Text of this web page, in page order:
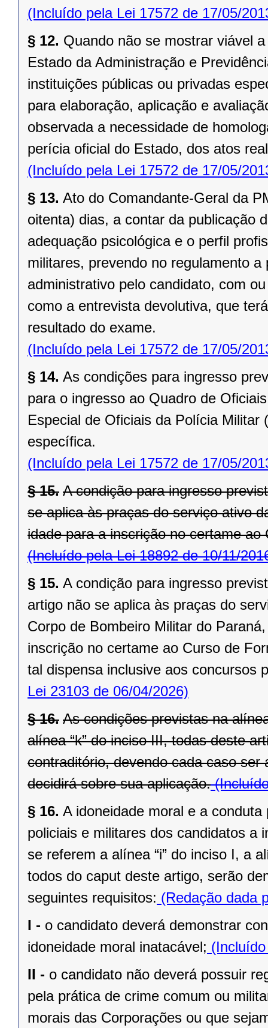
(Incluído pela Lei 17572 de 17/05/
§ 12. Quando não se mostrar viável
Estado da Administração e
instituições públicas ou privadas
para elaboração, aplicação e
observada a necessidade de
perícia oficial do Estado, dos atos
(Incluído pela Lei 17572 de 17/05/
§ 13. Ato do Comandante-Geral da
oitenta) dias, a contar da publicação
adequação psicológica e o perfil
militares, prevendo no regulamento
administrativo pelo candidato, com
como a entrevista devolutiva, que
resultado do exame.
(Incluído pela Lei 17572 de 17/05/
§ 14. As condições para ingresso
para o ingresso ao Quadro de
Especial de Oficiais da Polícia
específica.
(Incluído pela Lei 17572 de 17/05/
§ 15. A condição para ingresso
se aplica às praças do serviço ativo
idade para a inscrição no certame
(Incluído pela Lei 18892 de 10/11/
§ 15. A condição para ingresso
artigo não se aplica às praças do
Corpo de Bombeiro Militar do
inscrição no certame ao Curso de
tal dispensa inclusive aos concursos
Lei 23103 de 06/04/2026)
§ 16. As condições previstas na
alínea “k” do inciso III, todas deste
contraditório, devendo cada caso
decidirá sobre sua aplicação.
§ 16. A idoneidade moral e a
policiais e militares dos candidatos a
se referem a alínea “i” do inciso I, a
todos do caput deste artigo, serão
seguintes requisitos: (Redação dada
I - o candidato deverá demonstrar
idoneidade moral inatacável;
II - o candidato não deverá possuir
pela prática de crime comum ou
morais das Corporações ou que